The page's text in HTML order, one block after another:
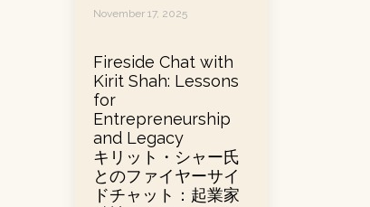
November 17, 2025
Fireside Chat with
Kirit Shah: Lessons
for
Entrepreneurship
and Legacy
キリット・シャー氏
とのファイヤーサイ
ドチャット：起業家